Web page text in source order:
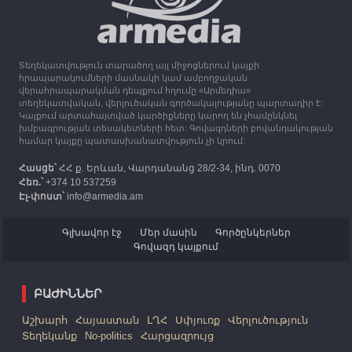
Միացյալ Թագավորությունը 1 միլիոն ֆունտ
ստեռլինգ կհատկացնի՝ աջակցելու Լեռնային
Ղարաբաղից բռնի տեղահանվածներին
12:25 30.09.2023
Հայաստան է ժամանել բռնի տեղահանված 100
հազար 417 արցախցի
Տեղեկատվություն տարածող այլ միջոցներում կայքի
հրապարակումների մասնակի կամ ամբողջական
վերահրապարակման դեպքում հղումը «Արմեդիա»
տեղեկատվական, վերլուծական գործակալությանը պարտադիր է:
Կայքում արտահայտված կարծիքները կարող են չհամընկնել
խմբագրության տեսակետների հետ: Գովազդների բովանդակության
համար կայքը պատասխանատվություն չի կրում:
Հասցե՝ՀՀ ք. Երևան, Վարդանանց 28/2-34, ինդ. 0070
Հեռ.՝+374 10 537259
Էլ-փոստ՝info@armedia.am
Գլխավոր էջ Մեր մասին
Գործընկերներ
Գովազդ կայքում
ԲԱԺԻՆՆԵՐ
Աշխարհ Հայաստան ԼՂՀ Սփյուռք
Վերլուծություն
Տեղեկանք
No-politics Հարցազրույց